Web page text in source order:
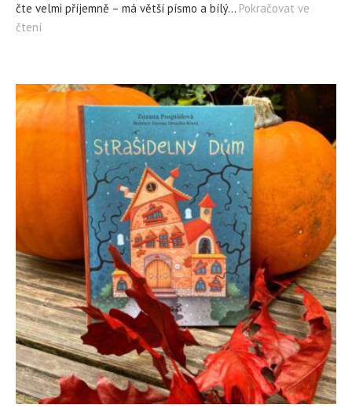
čte velmi příjemně – má větší písmo a bílý… Pokračovat ve
čtení